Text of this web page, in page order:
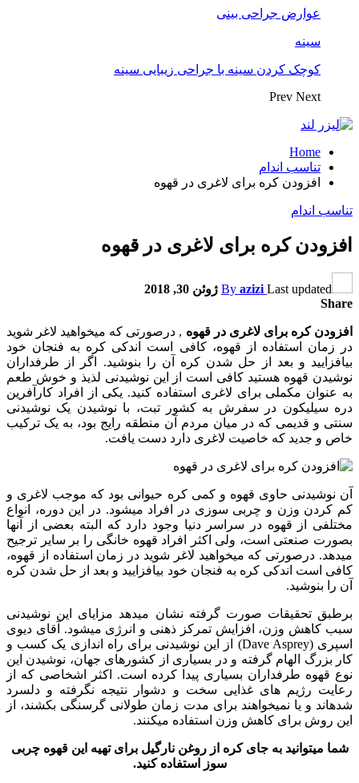
عوارض جراحی بینی
سینه
کوچک کردن سینه با جراحی زیبایی سینه
Prev Next
Home
تناسب اندام
افزودن کره برای لاغری در قهوه
تناسب اندام
افزودن کره برای لاغری در قهوه
By azizi Last updated
ژوئن 30, 2018
Share
افزودن کره برای لاغری در قهوه , درصورتی که می‏خواهید لاغر شوید
در زمان استفاده از قهوه، کافی است اندکی کره به فنجان خود
بیافزایید و بعد از حل شدن کره آن را بنوشید. اگر از طرفداران
نوشیدن قهوه هستید کافی است از این نوشیدنی لذیذ و خوش طعم
به عنوان مکملی برای لاغری استفاده کنید. یکی از افراد کارآفرین
دره سیلیکون در سفرش به کشور تبت، با نوشیدن یک نوشیدنی
سنتی و قدیمی که در میان مردم آن منطقه رایج بود، به یک ترکیب
خاص و جدید که خاصیت لاغری دارد دست یافت.
آن نوشیدنی حاوی قهوه و کمی کره حیوانی بود که موجب لاغری و
کم کردن وزن و چربی سوزی در افراد می‏شود. در این دوره، انواع
مختلفی از قهوه در سراسر دنیا وجود دارد که البته بعضی از آن‏ها
بصورت صنعتی است، ولی اکثر افراد قهوه خانگی را بر سایر ترجیح
می‏دهد. درصورتی که می‏خواهید لاغر شوید در زمان استفاده از قهوه،
کافی است اندکی کره به فنجان خود بیافزایید و بعد از حل شدن کره
آن را بنوشید.
برطبق تحقیقات صورت گرفته نشان می‏دهد مزایای این نوشیدنی
سبب کاهش وزن، افزایش تمرکز ذهنی و انرژی می‏شود. آقای دیوی
اسپری (Dave Asprey) از این نوشیدنی برای راه اندازی یک کسب و
کار بزرگ الهام گرفته و در بسیاری از کشورهای جهان، نوشیدن این
نوع قهوه طرفداران بسیاری پیدا کرده است. اکثر اشخاصی که از
رعایت رژیم‏ های غذایی سخت و دشوار نتیجه نگرفته و دلسرد
شده‏اند و یا نمی‏خواهند برای مدت زمان طولانی گرسنگی بکشند، از
این روش برای کاهش وزن استفاده می‏کنند.
شما می‏توانید به جای کره از روغن نارگیل برای تهیه این قهوه چربی
سوز استفاده کنید.